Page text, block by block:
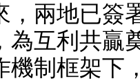
，兩地已簽
為互利共贏
機制框架下